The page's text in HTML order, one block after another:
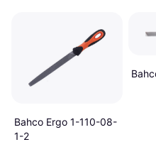
Bahco Ergo 1-110-08-
1-2